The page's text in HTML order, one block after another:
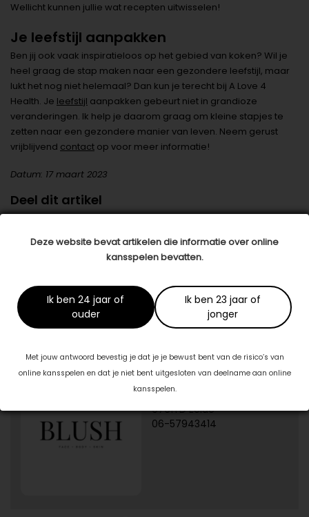
Deze website bevat artikelen die informatie over online
kansspelen bevatten.
Ik ben 24 jaar of
ouder
Ik ben 23 jaar of
jonger
Met jouw antwoord bevestig je dat je je bewust bent van de risico’s van
online kansspelen en dat je niet bent uitgesloten van deelname aan online
kansspelen.
Wellicht kunnen jullie wat recepten uitwisselen!
Je leefstijl aanpakken
Ben jij ook vaak inspiratieloos op het gebied van koken? Wil je
heel graag de stap maken naar een gezondere leefstijl, maar
lukt het nog niet helemaal? Dan kun je terecht bij A Love 4
Health. Je leefstijl aanpakken gebeurt niet in grandioze
veranderingen. Ik help je daarom graag om kleine stapjes te
zetten naar een gezondere manier van leven. Neem gerust
vrijblijvend contact op voor meer informatie!
Datum: 17 maart 2023
Deel dit artikel
Dit artikel is tot stand gekomen in samenwerking met:
www.alove4health.nl
1/5
Blush Skin Clinic
Burg. J.G. Legroweg 94
9761TD Eelde
06-57943414